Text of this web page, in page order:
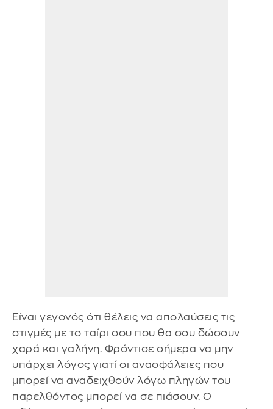
Είναι γεγονός ότι θέλεις να απολαύσεις τις
στιγμές με το ταίρι σου που θα σου δώσουν
χαρά και γαλήνη. Φρόντισε σήμερα να μην
υπάρχει λόγος γιατί οι ανασφάλειες που
μπορεί να αναδειχθούν λόγω πληγών του
παρελθόντος μπορεί να σε πιάσουν. Ο